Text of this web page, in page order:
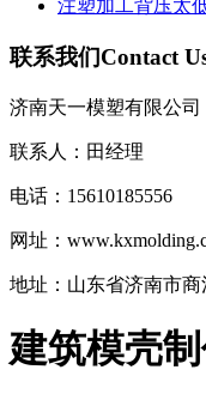
注塑加工背压太
联系我们Contact
济南天一模塑有限公司
联系人：田经理
电话：15610185556
网址：
地址：山东省济南市商
建筑模壳